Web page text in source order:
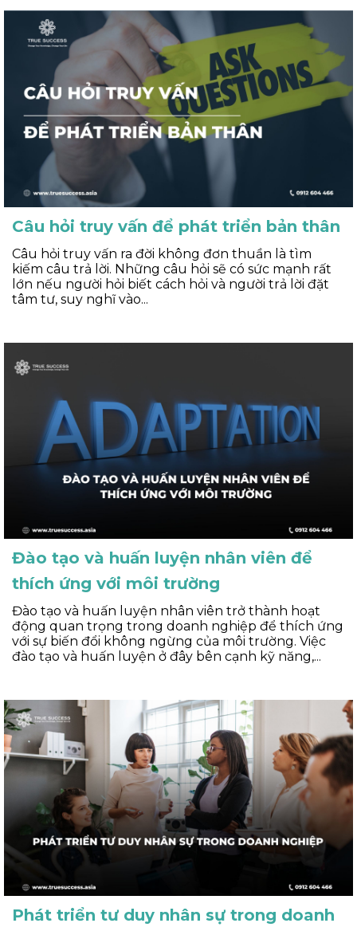
Câu hỏi truy vấn để phát triển bản thân
Câu hỏi truy vấn ra đời không đơn thuần là tìm
kiếm câu trả lời. Những câu hỏi sẽ có sức mạnh rất
lớn nếu người hỏi biết cách hỏi và người trả lời đặt
tâm tư, suy nghĩ vào...
Đào tạo và huấn luyện nhân viên để
thích ứng với môi trường
Đào tạo và huấn luyện nhân viên trở thành hoạt
động quan trọng trong doanh nghiệp để thích ứng
với sự biến đổi không ngừng của môi trường. Việc
đào tạo và huấn luyện ở đây bên cạnh kỹ năng,...
Phát triển tư duy nhân sự trong doanh